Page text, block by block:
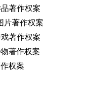
著作权案
片著作权案
著作权案
著作权案
权案